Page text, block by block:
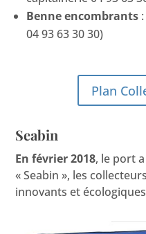
Benne encombrants
04 93 63 30 30)
Plan
Seabin
En février 2018, le port
« Seabin », les
innovants et